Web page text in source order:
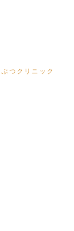
つクリニック